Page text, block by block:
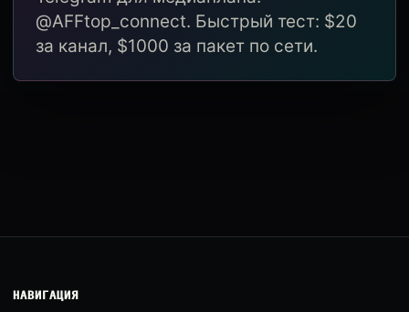
@AFFtop_connect. Быстрый тест: $20
за канал, $1000 за пакет по сети.
НАВИГАЦИЯ